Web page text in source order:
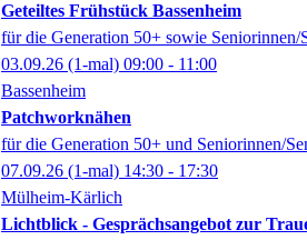
Geteiltes Frühstück Bassenheim
für die Generation 50+ sowie Seniorinnen/
03.09.26 (1-mal) 09:00 - 11:00
Bassenheim
Patchworknähen
für die Generation 50+ und Seniorinnen/
07.09.26 (1-mal) 14:30 - 17:30
Mülheim-Kärlich
Lichtblick - Gesprächsangebot zur